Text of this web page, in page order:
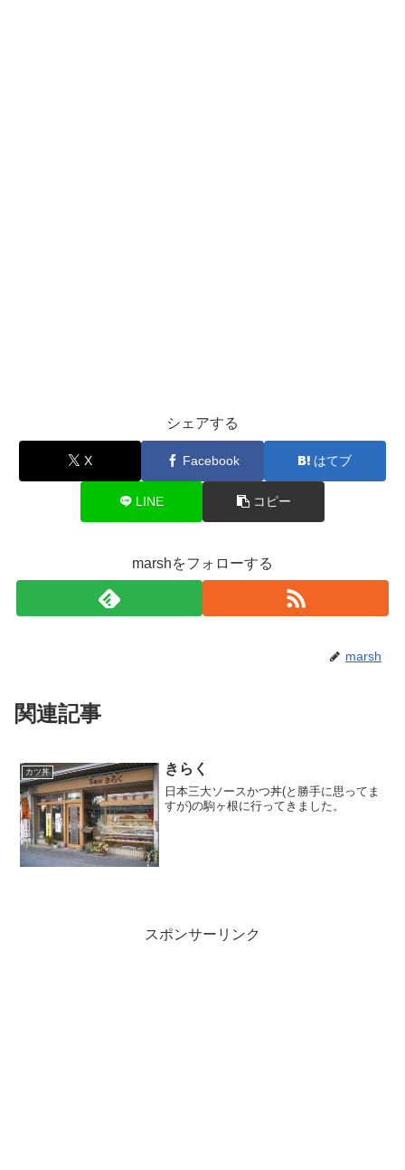
シェアする
X Facebook はてブ
LINE コピー
marshをフォローする
marsh
関連記事
カツ丼 きらく
日本三大ソースかつ丼(と勝手に思ってま
すが)の駒ヶ根に行ってきました。
スポンサーリンク